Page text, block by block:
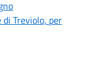
di Treviolo, per